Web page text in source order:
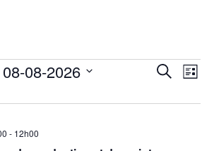
Recherche
Liste
08-08-2026
- 12h00